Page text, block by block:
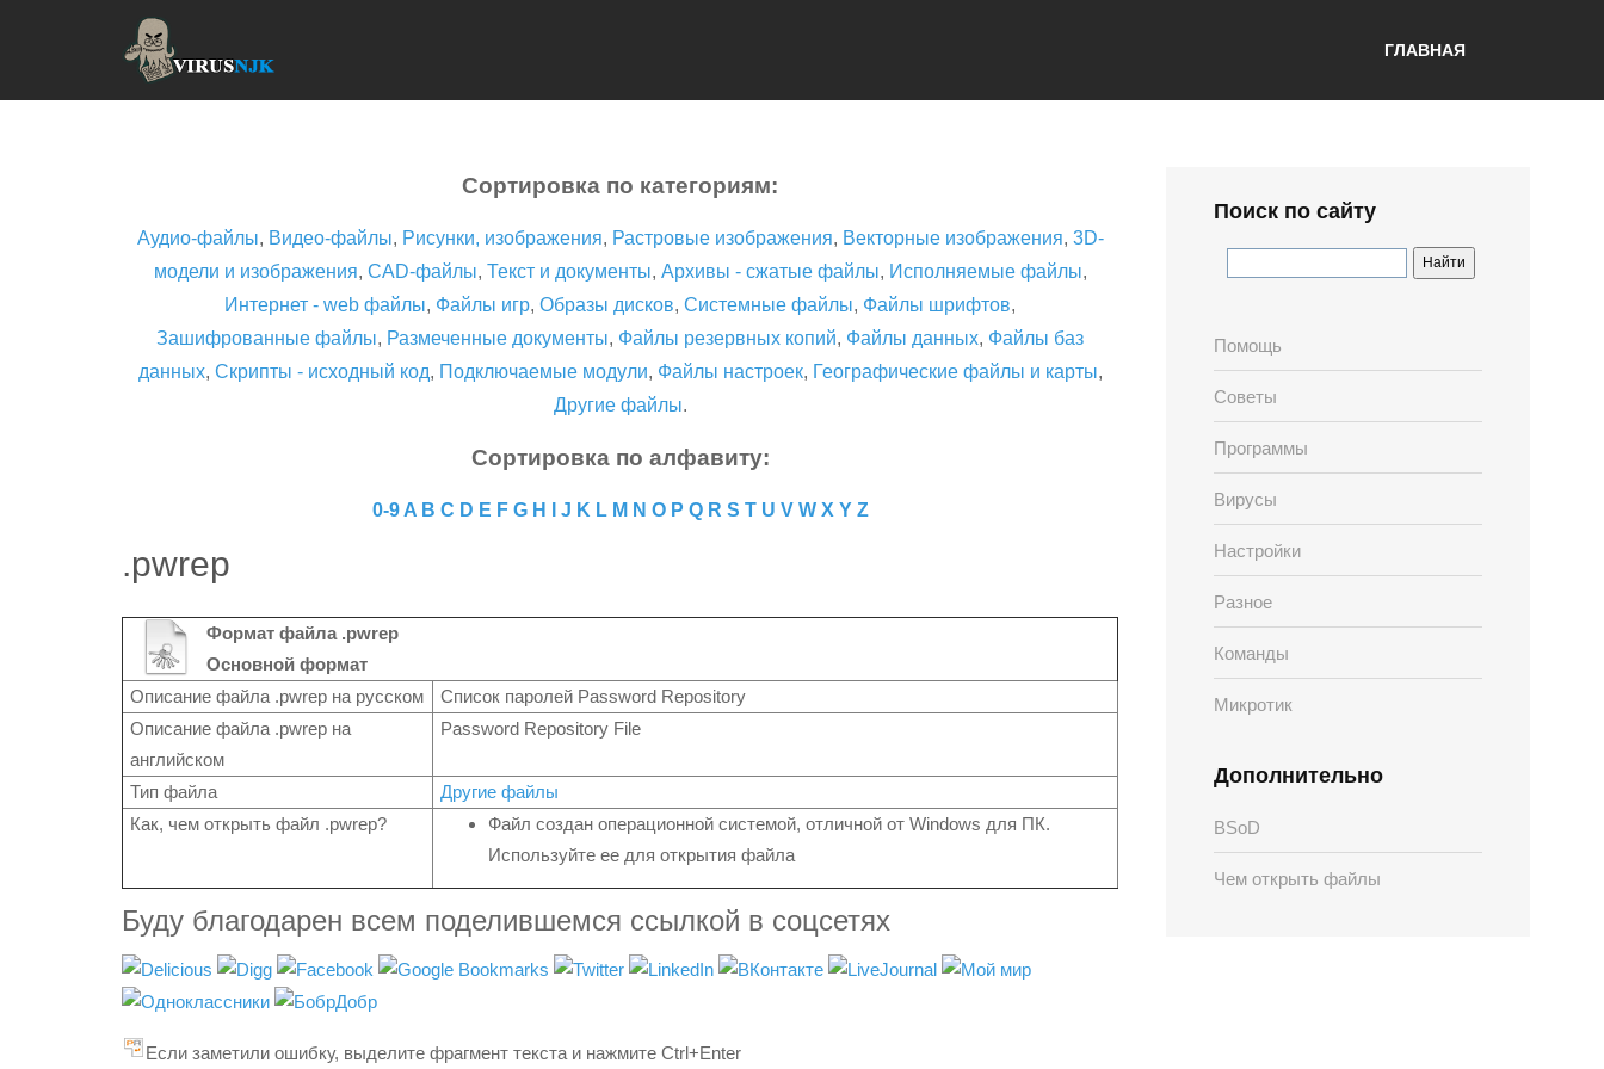
ГЛАВНАЯ
Сортировка по категориям:
Аудио-файлы, Видео-файлы, Рисунки, изображения, Растровые изображения, Векторные изображения, 3D-
модели и изображения, CAD-файлы, Текст и документы, Архивы - сжатые файлы, Исполняемые файлы,
Интернет - web файлы, Файлы игр, Образы дисков, Системные файлы, Файлы шрифтов,
Зашифрованные файлы, Размеченные документы, Файлы резервных копий, Файлы данных, Файлы баз
данных, Скрипты - исходный код, Подключаемые модули, Файлы настроек, Географические файлы и карты,
Другие файлы.
Сортировка по алфавиту:
0-9 A B C D E F G H J K L M N O P Q R S T U V W X Y Z
.pwrep
Формат файла .pwrep
Основной формат
Описание файла .pwrep на русском
Список паролей Password Repository
Описание файла .pwrep на
английском
Password Repository File
Тип файла
Другие файлы
Как, чем открыть файл .pwrep?
Файл создан операционной системой, отличной от Windows для ПК.
Используйте ее для открытия файла
Буду благодарен всем поделившемся ссылкой в соцсетях
Если заметили ошибку, выделите фрагмент текста и нажмите Ctrl+Enter
Поиск по сайту
Помощь
Советы
Программы
Вирусы
Настройки
Разное
Команды
Микротик
Дополнительно
BSoD
Чем открыть файлы